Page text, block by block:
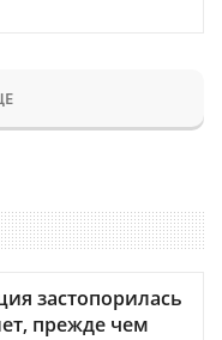
застопорилась
прежде чем